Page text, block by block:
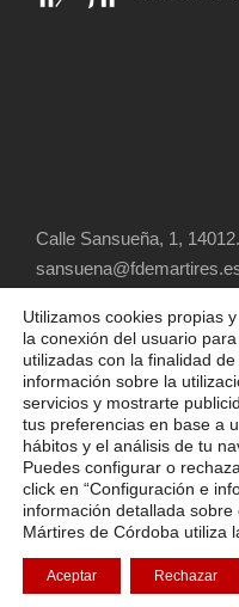
Calle Sansueña, 1,
COPYRIGHT 2025
SANTOS
POLÍTICA DE
POLÍTICA
Utilizamos cookies propias
la conexión del usuario
utilizadas con la finalidad
información sobre la
servicios y mostrarte
tus preferencias en base a
hábitos y el análisis de tu
Puedes configurar o
click en “Configuración e
información detallada
Mártires de Córdoba utiliza
Aceptar Rechazar